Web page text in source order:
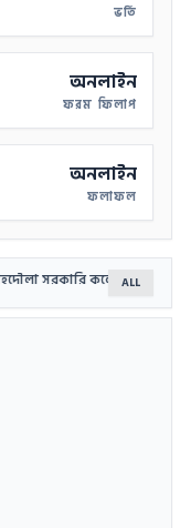
ভর্তি
অনলাইন
ফরম ফিলাপ
অনলাইন
ফলাফল
কলেজ) কেন্দ্রেরALL